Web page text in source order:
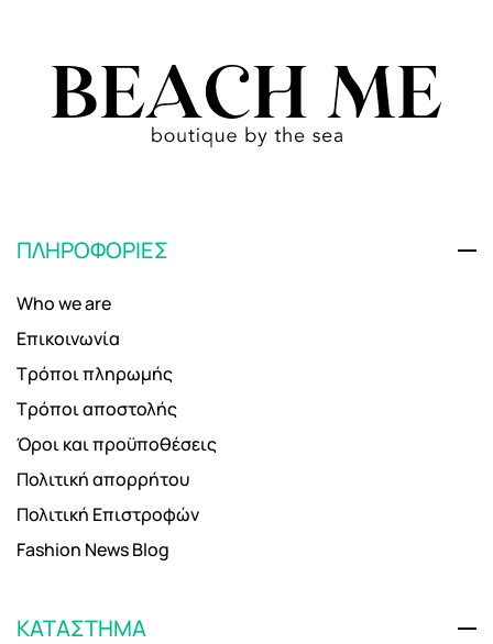
ΠΛΗΡΟΦΟΡΙΕΣ
Who we are
Επικοινωνία
Τρόποι πληρωμής
Τρόποι αποστολής
Όροι και προϋποθέσεις
Πολιτική απορρήτου
Πολιτική Επιστροφών
Fashion News Blog
ΚΑΤΑΣΤΗΜΑ